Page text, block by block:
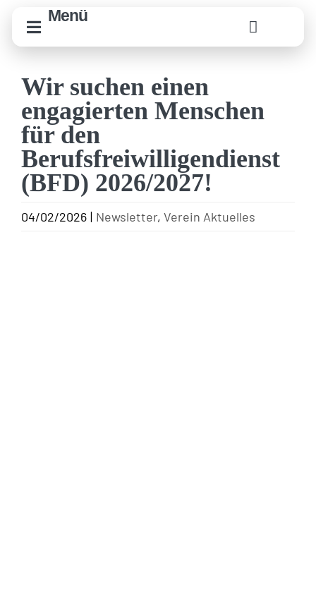
Inhalt
Menü
Wir suchen einen
engagierten Menschen
für den
Berufsfreiwilligendienst
(BFD) 2026/2027!
04/02/2026 | Newsletter, Verein Aktuelles